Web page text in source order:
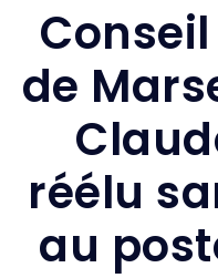
de
réélu
au